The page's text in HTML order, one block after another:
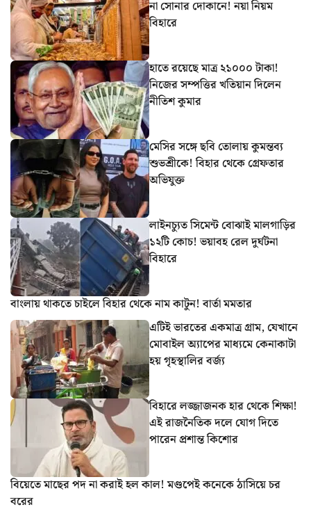
না সোনার দোকানে! নয়া নিয়ম
বিহারে
হাতে রয়েছে মাত্র ২১০০০ টাকা!
নিজের সম্পত্তির খতিয়ান দিলেন
নীতিশ কুমার
মেসির সঙ্গে ছবি তোলায় কুমন্তব্য
শুভশ্রীকে! বিহার থেকে গ্রেফতার
অভিযুক্ত
লাইনচ্যুত সিমেন্ট বোঝাই মালগাড়ির
১২টি কোচ! ভয়াবহ রেল দুর্ঘটনা
বিহারে
বাংলায় থাকতে চাইলে বিহার থেকে নাম কাটুন! বার্তা মমতার
এটিই ভারতের একমাত্র গ্রাম, যেখানে
মোবাইল অ্যাপের মাধ্যমে কেনাকাটা
হয় গৃহস্থালির বর্জ্য
বিহারে লজ্জাজনক হার থেকে শিক্ষা!
এই রাজনৈতিক দলে যোগ দিতে
পারেন প্রশান্ত কিশোর
বিয়েতে মাছের পদ না করাই হল কাল! মণ্ডপেই কনেকে ঠাসিয়ে চর
বরের